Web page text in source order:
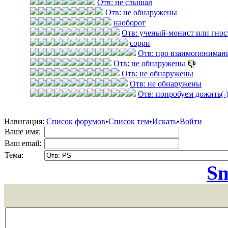
Отв: не слышал
Отв: не обнаружены
наоборот
Отв: ученый-монист или
сорри
Отв: про
Отв: не обнаружены
Отв: не обнаружены
Отв: не обнаружены
Отв: попробуем дожить(-)
Навигация: Список форумов•Список тем•Искать•Войти
Ваше имя:
Ваш email:
Тема: